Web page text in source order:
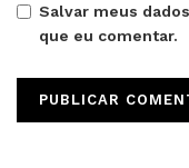
Salvar meus
que eu comentar.